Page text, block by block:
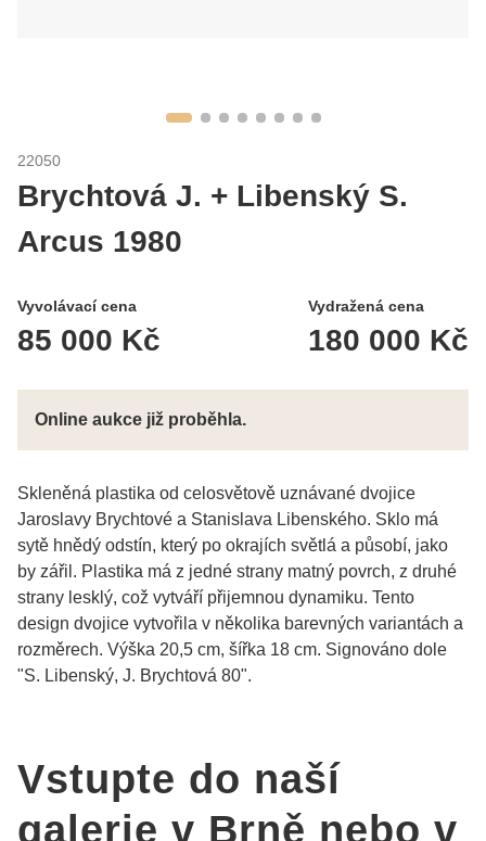
22050
Brychtová J. + Libenský S.
Arcus 1980
Vyvolávací cena
85 000 Kč
Vydražená cena
180 000 Kč
Online aukce již proběhla.
Skleněná plastika od celosvětově uznávané dvojice
Jaroslavy Brychtové a Stanislava Libenského. Sklo má
sytě hnědý odstín, který po okrajích světlá a působí, jako
by zářil. Plastika má z jedné strany matný povrch, z druhé
strany lesklý, což vytváří přijemnou dynamiku. Tento
design dvojice vytvořila v několika barevných variantách a
rozměrech. Výška 20,5 cm, šířka 18 cm. Signováno dole
"S. Libenský, J. Brychtová 80".
Vstupte do naší
galerie v Brně nebo v